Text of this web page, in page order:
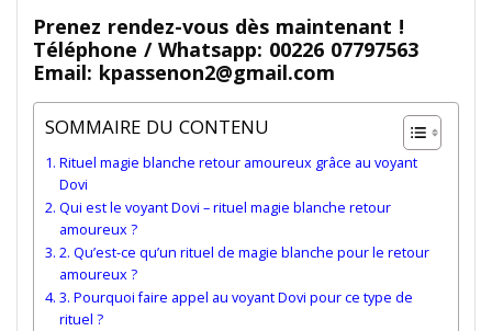
Prenez rendez-vous dès maintenant !
Téléphone / Whatsapp: 00226 07797563
Email: kpassenon2@gmail.com
SOMMAIRE DU CONTENU
Rituel magie blanche retour amoureux grâce au voyant
Dovi
Qui est le voyant Dovi – rituel magie blanche retour
amoureux ?
2. Qu’est-ce qu’un rituel de magie blanche pour le retour
amoureux ?
3. Pourquoi faire appel au voyant Dovi pour ce type de
rituel ?